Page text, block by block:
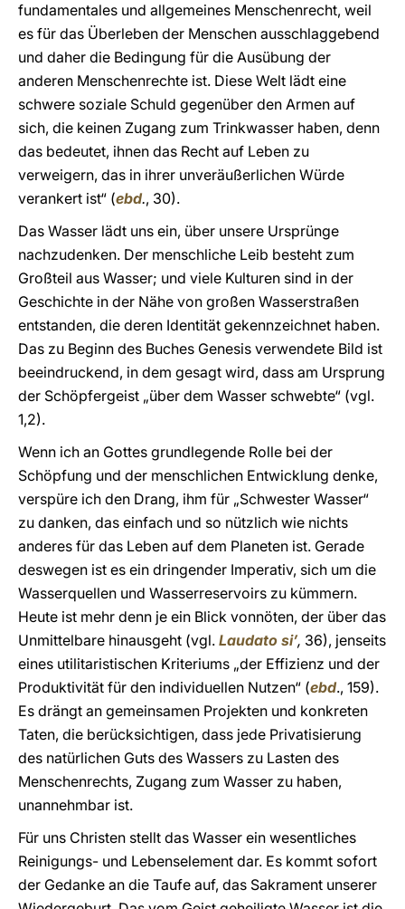
fundamentales und allgemeines Menschenrecht, weil
es für das Überleben der Menschen ausschlaggebend
und daher die Bedingung für die Ausübung der
anderen Menschenrechte ist. Diese Welt lädt eine
schwere soziale Schuld gegenüber den Armen auf
sich, die keinen Zugang zum Trinkwasser haben, denn
das bedeutet, ihnen das Recht auf Leben zu
verweigern, das in ihrer unveräußerlichen Würde
verankert ist“ (ebd., 30).
Das Wasser lädt uns ein, über unsere Ursprünge
nachzudenken. Der menschliche Leib besteht zum
Großteil aus Wasser; und viele Kulturen sind in der
Geschichte in der Nähe von großen Wasserstraßen
entstanden, die deren Identität gekennzeichnet haben.
Das zu Beginn des Buches Genesis verwendete Bild ist
beeindruckend, in dem gesagt wird, dass am Ursprung
der Schöpfergeist „über dem Wasser schwebte“ (vgl.
1,2).
Wenn ich an Gottes grundlegende Rolle bei der
Schöpfung und der menschlichen Entwicklung denke,
verspüre ich den Drang, ihm für „Schwester Wasser“
zu danken, das einfach und so nützlich wie nichts
anderes für das Leben auf dem Planeten ist. Gerade
deswegen ist es ein dringender Imperativ, sich um die
Wasserquellen und Wasserreservoirs zu kümmern.
Heute ist mehr denn je ein Blick vonnöten, der über das
Unmittelbare hinausgeht (vgl. Laudato si’, 36), jenseits
eines utilitaristischen Kriteriums „der Effizienz und der
Produktivität für den individuellen Nutzen“ (ebd., 159).
Es drängt an gemeinsamen Projekten und konkreten
Taten, die berücksichtigen, dass jede Privatisierung
des natürlichen Guts des Wassers zu Lasten des
Menschenrechts, Zugang zum Wasser zu haben,
unannehmbar ist.
Für uns Christen stellt das Wasser ein wesentliches
Reinigungs- und Lebenselement dar. Es kommt sofort
der Gedanke an die Taufe auf, das Sakrament unserer